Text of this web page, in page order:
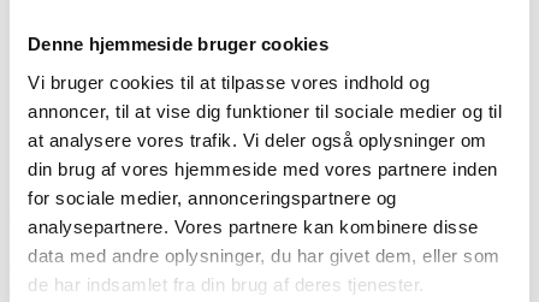
Denne hjemmeside bruger cookies
Vi bruger cookies til at tilpasse vores indhold og
annoncer, til at vise dig funktioner til sociale medier og til
at analysere vores trafik. Vi deler også oplysninger om
din brug af vores hjemmeside med vores partnere inden
for sociale medier, annonceringspartnere og
analysepartnere. Vores partnere kan kombinere disse
data med andre oplysninger, du har givet dem, eller som
de har indsamlet fra din brug af deres tjenester.
Figurer
af dreng med gris.
SHOWROOM
Aarhus
VURDERING
DKK 1.000
VARENUMMER
6509577
Beskrivelse